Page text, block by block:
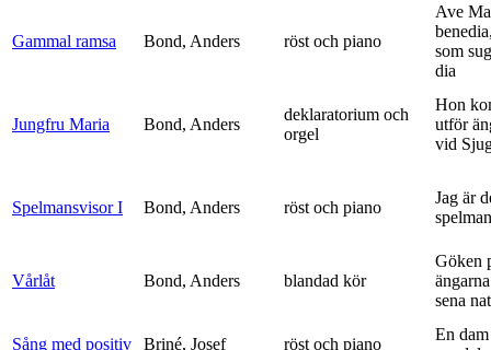
Gammal ramsa Bond, Anders röst och piano
Ave
som
dia
Jungfru Maria Bond, Anders
deklaratorium och
orgel
Hon
utför
vid
Spelmansvisor I Bond, Anders röst och piano
Jag är
spelman
Vårlåt Bond, Anders blandad kör
Göken
sena
Sång med positiv Briné, Josef röst och piano
En